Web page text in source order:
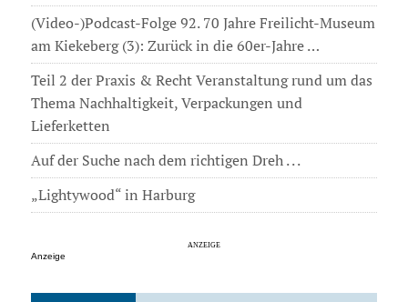
(Video-)Podcast-Folge 92. 70 Jahre Freilicht-Museum
am Kiekeberg (3): Zurück in die 60er-Jahre …
Teil 2 der Praxis & Recht Veranstaltung rund um das
Thema Nachhaltigkeit, Verpackungen und
Lieferketten
Auf der Suche nach dem richtigen Dreh . . .
„Lightywood“ in Harburg
Anzeige